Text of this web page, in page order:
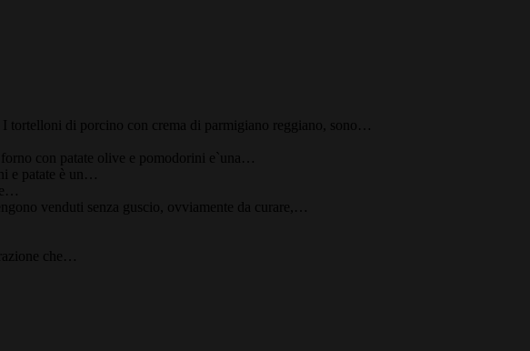
I tortelloni di porcino con crema di parmigiano reggiano, sono…
con patate olive e pomodorini e`una…
e patate è un…
e…
venduti senza guscio, ovviamente da curare,…
che…